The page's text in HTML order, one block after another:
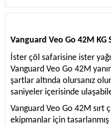
Vanguard Veo Go 42M KG
İster çöl safarisine ister
Vanguard Veo Go 42M
şartlar altında olursanız
saniyeler içerisinde
Vanguard Veo Go 42M sırt
ekipmanlar için tasarlanmış